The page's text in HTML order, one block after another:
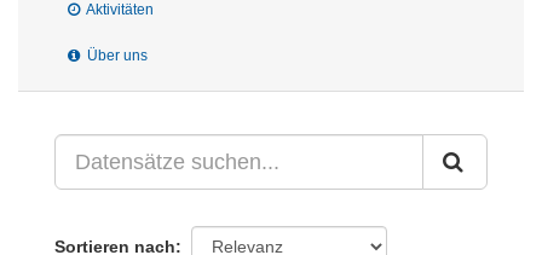
Aktivitäten
Über uns
Sortieren nach